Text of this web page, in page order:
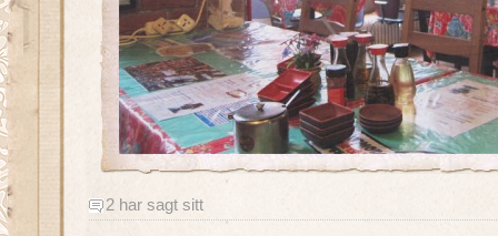
2 har sagt sitt